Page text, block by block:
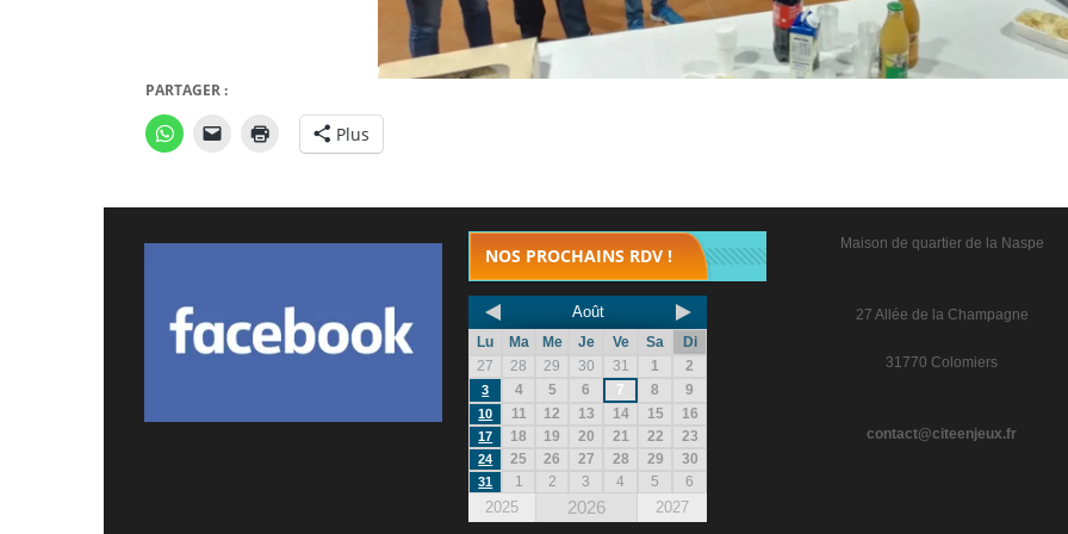
PARTAGER :
Plus
NOS PROCHAINS RDV !
Août
Lu Ma Me Je Ve Sa
Di
27
28 29 30 31 1 2
3 4 5 6 7 8 9
10 11 12 13 14 15 16
17 18 19 20 21 22 23
24 25 26 27 28 29 30
31 1 2 3 4 5 6
2025 2026 2027
Maison de quartier de la Naspe
27 Allée de la Champagne
31770 Colomiers
contact@citeenjeux.fr